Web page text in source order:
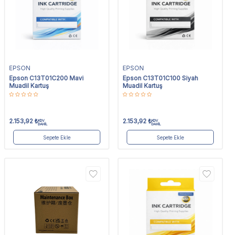
EPSON
Epson C13T01C200 Mavi
Muadil Kartuş
2.153,92 ₺KDV
DAHİL
Sepete Ekle
EPSON
Epson C13T01C100 Siyah
Muadil Kartuş
2.153,92 ₺KDV
DAHİL
Sepete Ekle